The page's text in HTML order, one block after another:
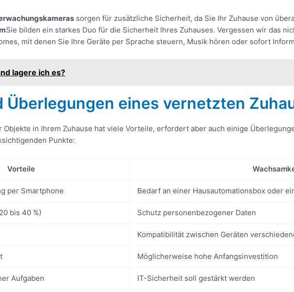
sorgen für zusätzliche Sicherheit, da Sie Ihr Zuhause von
Sie bilden ein starkes Duo für die Sicherheit Ihres Zuhauses. Vergessen wir das
mit denen Sie Ihre Geräte per Sprache steuern, Musik hören oder sofort
lagere ich es?
Überlegungen eines vernetzten
in Ihrem Zuhause hat viele Vorteile, erfordert aber auch einige
Punkte:
Vorteile
per Smartphone Bedarf an einer Hausautomationsbox oder
bis 40 %) Schutz personenbezogener Daten
Kompatibilität zwischen Geräten
Möglicherweise hohe Anfangsinvestition
Aufgaben IT-Sicherheit soll gestärkt werden